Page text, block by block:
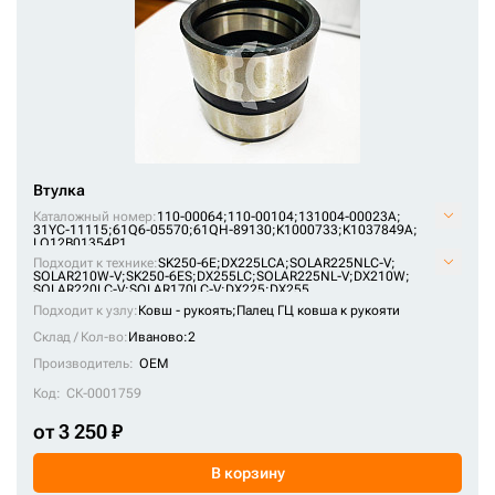
Втулка
Каталожный номер:110-00064;110-00104;131004-00023А;
31YC-11115;61Q6-05570;61QH-89130;K1000733;K1037849A;
LQ12B01354P1
Подходит к технике:SK250-6E;DX225LCA;SOLAR225NLC-V;
SOLAR210W-V;SK250-6ES;DX255LC;SOLAR225NL-V;DX210W;
SOLAR220LC-V;SOLAR170LC-V;DX225;DX255
Подходит к узлу:Ковш - рукоять;Палец ГЦ ковша к рукояти
Склад / Кол-во:Иваново:2
Производитель: OEM
Код: СК-0001759
от 3 250 ₽
В корзину
131004-00341
131008-00130
137-2820
1372819
13268513
137-2819
137-2919
1372817